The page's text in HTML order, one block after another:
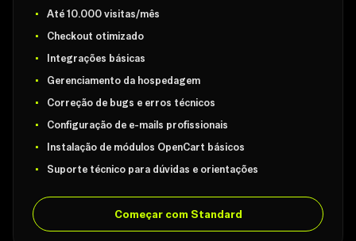
Até 10.000 visitas/mês
Checkout otimizado
Integrações básicas
Gerenciamento da hospedagem
Correção de bugs e erros técnicos
Configuração de e-mails profissionais
Instalação de módulos OpenCart básicos
Suporte técnico para dúvidas e orientações
Começar com Standard